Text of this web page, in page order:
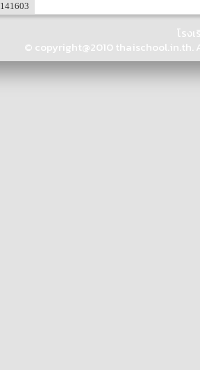
141603
โรง
© copyright@2010 thaischool.in.th.